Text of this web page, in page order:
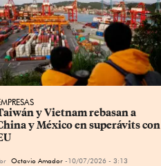
y Vietnam rebasan a
y México en superávits con
Octavio Amador 10/07/2026 - 3:13